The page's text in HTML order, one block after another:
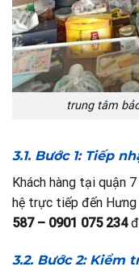
trung tâm
3.1. Bước 1: Tiếp
Khách hàng tại quận
hệ trực tiếp đến
587 – 0901 075 234
3.2. Bước 2: Kiểm